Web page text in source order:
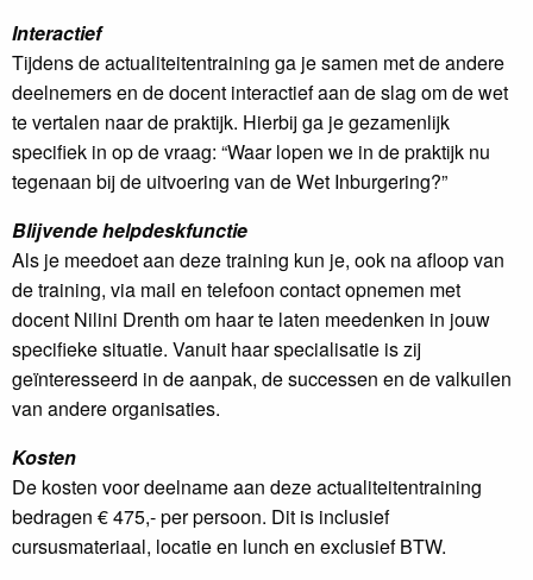
Interactief
Tijdens de actualiteitentraining ga je samen met de andere
deelnemers en de docent interactief aan de slag om de wet
te vertalen naar de praktijk. Hierbij ga je gezamenlijk
specifiek in op de vraag: “Waar lopen we in de praktijk nu
tegenaan bij de uitvoering van de Wet Inburgering?”
Blijvende helpdeskfunctie
Als je meedoet aan deze training kun je, ook na afloop van
de training, via mail en telefoon contact opnemen met
docent Nilini Drenth om haar te laten meedenken in jouw
specifieke situatie. Vanuit haar specialisatie is zij
geïnteresseerd in de aanpak, de successen en de valkuilen
van andere organisaties.
Kosten
De kosten voor deelname aan deze actualiteitentraining
bedragen € 475,- per persoon. Dit is inclusief
cursusmateriaal, locatie en lunch en exclusief BTW.